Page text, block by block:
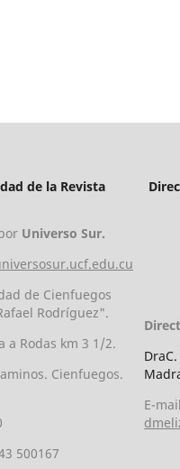
de la Revista
Universo Sur.
de Cienfuegos
Rodríguez".
a Rodas km 3 1/2.
Cienfuegos.
500167
E-